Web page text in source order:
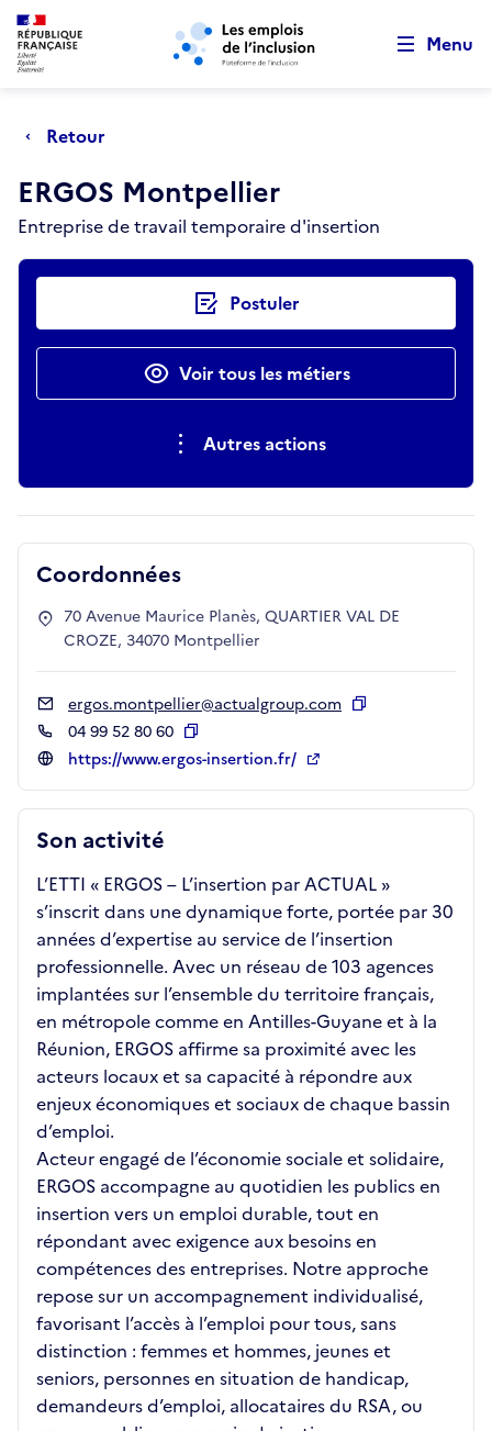
Aller au menu principal Aller au contenu principal
Menu
Retour
ERGOS Montpellier
Entreprise de travail temporaire d'insertion
Actions rapides Postuler
Voir tous les métiers
Autres actions
Son activité
L’ETTI « ERGOS – L’insertion par ACTUAL »
s’inscrit dans une dynamique forte, portée par 30
années d’expertise au service de l’insertion
professionnelle. Avec un réseau de 103 agences
implantées sur l’ensemble du territoire français,
en métropole comme en Antilles-Guyane et à la
Réunion, ERGOS affirme sa proximité avec les
acteurs locaux et sa capacité à répondre aux
enjeux économiques et sociaux de chaque bassin
d’emploi.
Acteur engagé de l’économie sociale et solidaire,
ERGOS accompagne au quotidien les publics en
insertion vers un emploi durable, tout en
répondant avec exigence aux besoins en
compétences des entreprises. Notre approche
repose sur un accompagnement individualisé,
favorisant l’accès à l’emploi pour tous, sans
distinction : femmes et hommes, jeunes et
seniors, personnes en situation de handicap,
demandeurs d’emploi, allocataires du RSA, ou
Coordonnées
70 Avenue Maurice Planès, QUARTIER VAL DE
CROZE, 34070 Montpellier
ergos.montpellier@actualgroup.com
04 99 52 80 60
Copier
https://www.ergos-insertion.fr/
Retour au début de la page
Panneau de gestion des cookies